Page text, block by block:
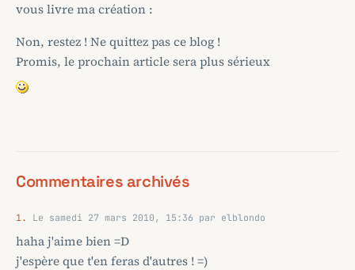
vous livre ma création :
Non, restez ! Ne quittez pas ce blog !
Promis, le prochain article sera plus sérieux
Commentaires archivés
1. Le samedi 27 mars 2010, 15:36 par elblondo
haha j'aime bien =D
j'espère que t'en feras d'autres ! =)